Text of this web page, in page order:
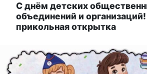
С днём детских
объединений и
прикольная открытка